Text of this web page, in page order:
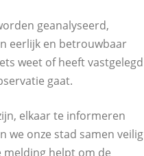
geanalyseerd,
eerlijk en betrouwbaar
weet of heeft vastgelegd
gaat.
elkaar te informeren
onze stad samen veilig
melding helpt om de